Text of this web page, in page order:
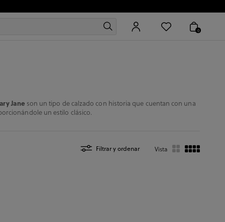
0
Jane son un tipo de calzado con historia que cuentan con una
un estilo clásico.
Filtrar y ordenar Vista